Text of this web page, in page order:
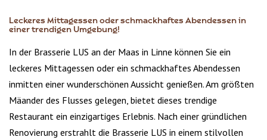
Leckeres Mittagessen oder schmackhaftes Abendessen in
einer trendigen Umgebung!
In der Brasserie LUS an der Maas in Linne können Sie ein
leckeres Mittagessen oder ein schmackhaftes Abendessen
inmitten einer wunderschönen Aussicht genießen. Am größten
Mäander des Flusses gelegen, bietet dieses trendige
Restaurant ein einzigartiges Erlebnis. Nach einer gründlichen
Renovierung erstrahlt die Brasserie LUS in einem stilvollen